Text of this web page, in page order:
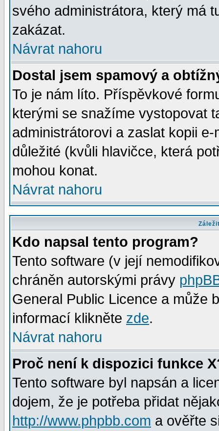
svého administrátora, který má
zakázat.
Návrat nahoru
Dostal jsem spamový a
To je nám líto. Příspěvkové
kterými se snažíme vystopovat
administrátorovi a zaslat kopii
důležité (kvůli hlavičce, která
mohou konat.
Návrat nahoru
Kdo napsal tento program?
Tento software (v její
chráněn autorskými právy
General Public Licence a může
informací klikněte zde.
Návrat nahoru
Proč není k dispozici funkce
Tento software byl napsán a
dojem, že je potřeba přidat
http://www.phpbb.com a ověřte